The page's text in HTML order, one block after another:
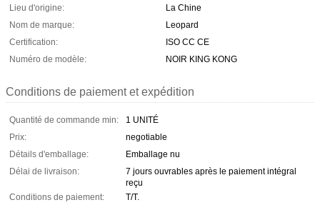
Lieu d'origine:
La Chine
Nom de marque:
Leopard
Certification:
ISO CC CE
Numéro de modèle:
NOIR KING KONG
Conditions de paiement et expédition
Quantité de commande min:
1 UNITÉ
Prix:
negotiable
Détails d'emballage:
Emballage nu
Délai de livraison:
7 jours ouvrables après le paiement intégral
reçu
Conditions de paiement:
T/T.